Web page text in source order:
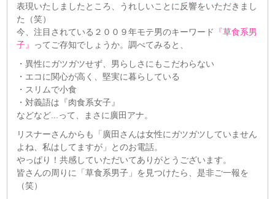
表現いたしましたところ、うれしいことに反響をいただきまし
た（笑）
今、注目されている２００９年モテ男のキーワード
『草食系男
子』
ってご存知でしょうか。調べてみると、
・異性にガツガツせず、男らしさにもこだわらない
・エコに関心が高く、堅実に暮らしている
・スリムで小食
・対義語は『肉食系女子』
などなど...って、まさに廣田アナ。
リスナーさんからも「廣田さんは女性にガツガツしていません
よね、私はしてますが」とのお電話。
やっぱり！共感していただいてありがとうございます。
皆さんの周りに「草食系男子」を見つけたら、是非ご一報を
（笑）